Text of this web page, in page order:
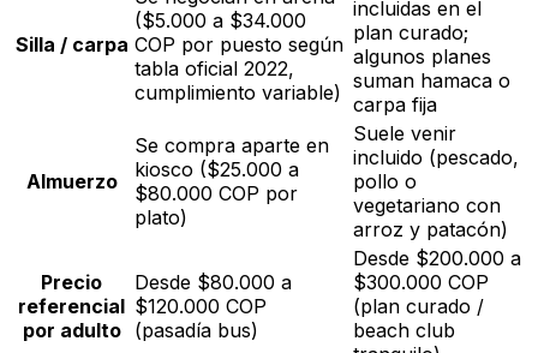
Silla / carpa
($5.000 a $34.000
COP por puesto según
tabla oficial 2022,
cumplimiento variable)
incluidas en el
plan curado;
algunos planes
suman hamaca o
carpa fija
Almuerzo
Se compra aparte en
kiosco ($25.000 a
$80.000 COP por
plato)
Suele venir
incluido (pescado,
pollo o
vegetariano con
arroz y patacón)
Precio
referencial
por adulto
Desde $80.000 a
$120.000 COP
(pasadía bus)
Desde $200.000 a
$300.000 COP
(plan curado /
beach club